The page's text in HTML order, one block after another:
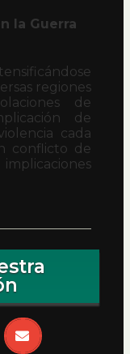
la Guerra
regiones
de
de
cada
conflicto de